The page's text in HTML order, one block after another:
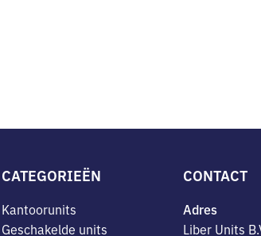
CATEGORIEËN
Kantoorunits
Geschakelde units
CONTACT
Adres
Liber Units